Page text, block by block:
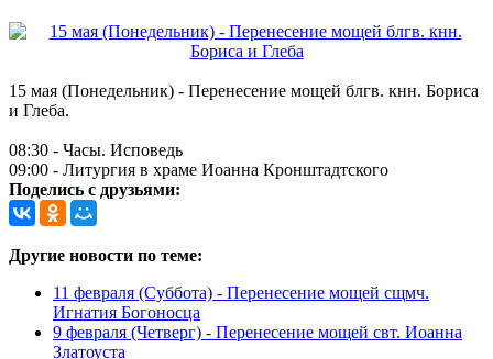
15 мая (Понедельник) - Перенесение мощей блгв. кнн. Бориса
и Глеба.
08:30 - Часы. Исповедь
09:00 - Литургия в храме Иоанна Кронштадтского
Поделись с друзьями:
Другие новости по теме:
11 февраля (Суббота) - Перенесение мощей сщмч.
Игнатия Богоносца
9 февраля (Четверг) - Перенесение мощей свт. Иоанна
Златоуста